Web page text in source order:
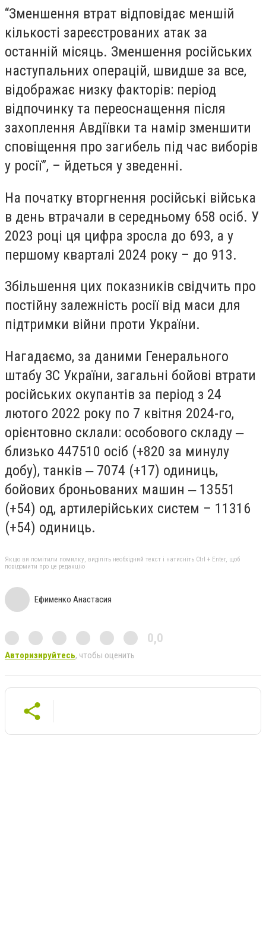
“Зменшення втрат відповідає меншій
кількості зареєстрованих атак за
останній місяць. Зменшення російських
наступальних операцій, швидше за все,
відображає низку факторів: період
відпочинку та переоснащення після
захоплення Авдіївки та намір зменшити
сповіщення про загибель під час виборів
у росії”, – йдеться у зведенні.
На початку вторгнення російські війська
в день втрачали в середньому 658 осіб. У
2023 році ця цифра зросла до 693, а у
першому кварталі 2024 року – до 913.
Збільшення цих показників свідчить про
постійну залежність росії від маси для
підтримки війни проти України.
Нагадаємо, за даними Генерального
штабу ЗС України, загальні бойові втрати
російських окупантів за період з 24
лютого 2022 року по 7 квітня 2024-го,
орієнтовно склали: особового складу ‒
близько 447510 осіб (+820 за минулу
добу), танків ‒ 7074 (+17) одиниць,
бойових броньованих машин ‒ 13551
(+54) од, артилерійських систем – 11316
(+54) одиниць.
Якщо ви помітили помилку, виділіть необхідний текст і натисніть Ctrl + Enter, щоб
повідомити про це редакцію
Ефименко Анастасия
0,0
Авторизируйтесь, чтобы оценить